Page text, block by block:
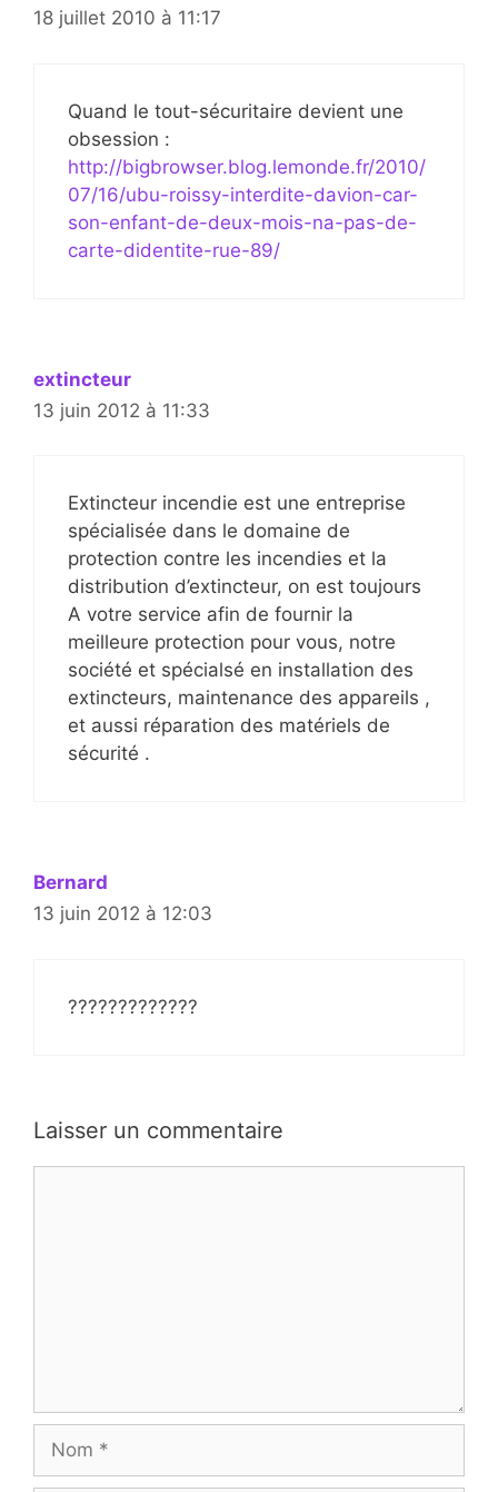
18 juillet 2010 à 11:17
Quand le tout-sécuritaire devient une
obsession :
http://bigbrowser.blog.lemonde.fr/2010/
07/16/ubu-roissy-interdite-davion-car-
son-enfant-de-deux-mois-na-pas-de-
carte-didentite-rue-89/
extincteur
13 juin 2012 à 11:33
Extincteur incendie est une entreprise
spécialisée dans le domaine de
protection contre les incendies et la
distribution d’extincteur, on est toujours
A votre service afin de fournir la
meilleure protection pour vous, notre
société et spécialsé en installation des
extincteurs, maintenance des appareils ,
et aussi réparation des matériels de
sécurité .
Bernard
13 juin 2012 à 12:03
?????????????
Laisser un commentaire
Nom